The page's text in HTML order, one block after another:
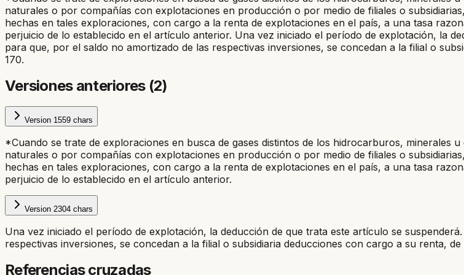
naturales o por compañías con explotaciones en producción o por medio de filiales o
hechas en tales exploraciones, con cargo a la renta de explotaciones en el país, a una tasa
perjuicio de lo establecido en el artículo anterior. Una vez iniciado el período de explotación, la
para que, por el saldo no amortizado de las respectivas inversiones, se concedan a la filial o
170.
Versiones anteriores (2)
Version 1559 chars
*Cuando se trate de exploraciones en busca de gases distintos de los hidrocarburos, minerales
naturales o por compañías con explotaciones en producción o por medio de filiales o
hechas en tales exploraciones, con cargo a la renta de explotaciones en el país, a una tasa
perjuicio de lo establecido en el artículo anterior.
Version 2304 chars
Una vez iniciado el período de explotación, la deducción de que trata este artículo se
respectivas inversiones, se concedan a la filial o subsidiaria deducciones con cargo a su renta,
Referencias cruzadas